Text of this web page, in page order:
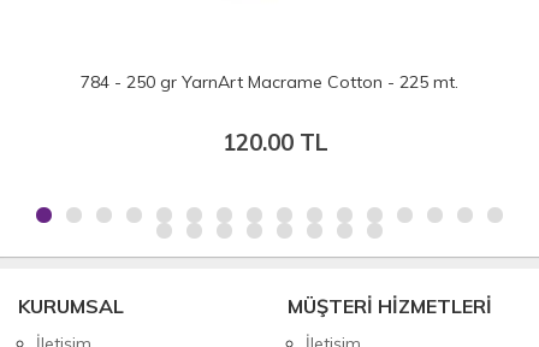
752 - 250 gr YarnArt Macrame Cotton - 225 mt.
120.00 TL
KURUMSAL MÜŞTERİ HİZMETLERİ